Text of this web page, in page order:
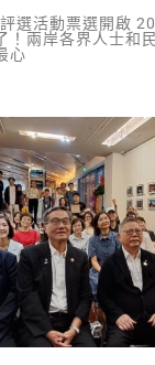
選活動票選開啟
！兩岸各界人士和
心